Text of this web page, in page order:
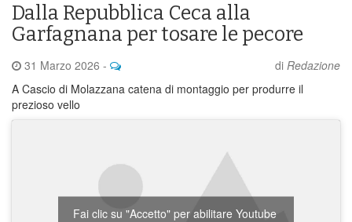
Dalla Repubblica Ceca alla
Garfagnana per tosare le pecore
31 Marzo 2026 - di Redazione
A Cascio di Molazzana catena di montaggio per produrre il
prezioso vello
Fai clic su "Accetto" per abilitare Youtube